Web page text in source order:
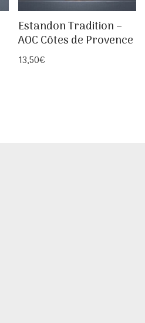
Estandon Tradition –
AOC Côtes de Provence
13,50€